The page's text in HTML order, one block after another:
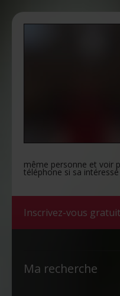
même personne et voir
téléphone si sa
Inscrivez-vous
Ma recherche